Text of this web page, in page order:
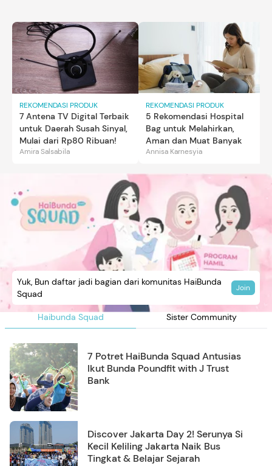
REKOMENDASI PRODUK
7 Antena TV Digital Terbaik
untuk Daerah Susah Sinyal,
Mulai dari Rp80 Ribuan!
Amira Salsabila
REKOMENDASI PRODUK
5 Rekomendasi Hospital
Bag untuk Melahirkan,
Aman dan Muat Banyak
Annisa Karnesyia
Haibunda Squad Sister Community
Yuk, Bun daftar jadi bagian dari komunitas HaiBunda
Squad
Join
7 Potret HaiBunda Squad Antusias
Ikut Bunda Poundfit with J Trust
Bank
Discover Jakarta Day 2! Serunya Si
Kecil Keliling Jakarta Naik Bus
Tingkat & Belajar Sejarah